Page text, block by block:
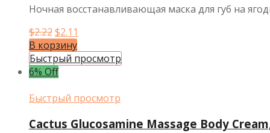
Ночная восстанавливающая маска для губ на
$2.22Первоначальная
цена
составляла
$2.22.
$2.11
$2.11.
В корзину
Быстрый просмотр
6% Off
Быстрый просмотр
Cactus Glucosamine Massage Body